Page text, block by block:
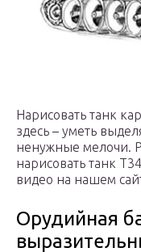
Нарисовать танк
здесь – уметь
ненужные мелочи.
нарисовать танк
видео на нашем
Орудийная